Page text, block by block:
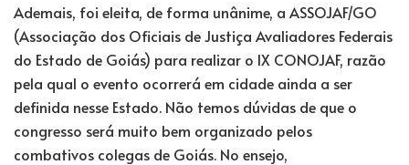
Ademais, foi eleita, de forma unânime, a ASSOJAF/GO
(Associação dos Oficiais de Justiça Avaliadores Federais
do Estado de Goiás) para realizar o IX CONOJAF, razão
pela qual o evento ocorrerá em cidade ainda a ser
definida nesse Estado. Não temos dúvidas de que o
congresso será muito bem organizado pelos
combativos colegas de Goiás. No ensejo,